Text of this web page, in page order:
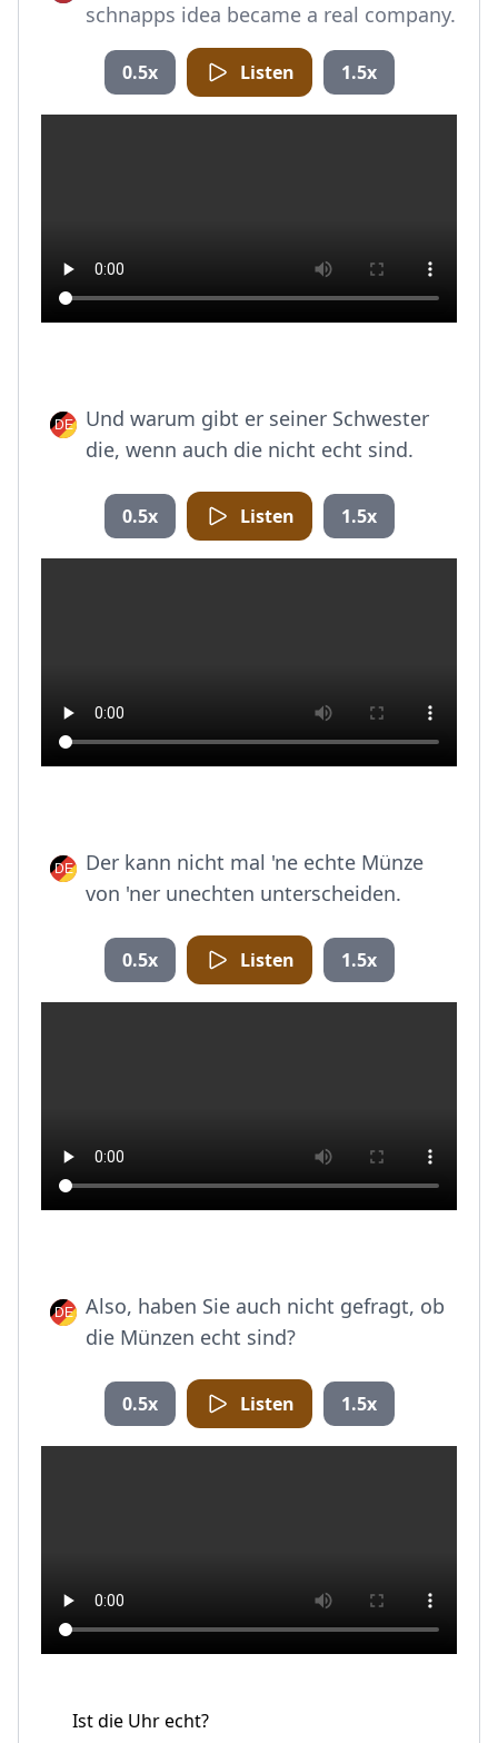
schnapps idea became a real company.
0.5x Listen 1.5x
Und warum gibt er seiner Schwester
die, wenn auch die nicht echt sind.
0.5x Listen 1.5x
Der kann nicht mal 'ne echte Münze
von 'ner unechten unterscheiden.
0.5x Listen 1.5x
Also, haben Sie auch nicht gefragt, ob
die Münzen echt sind?
0.5x Listen 1.5x
Ist die Uhr echt?